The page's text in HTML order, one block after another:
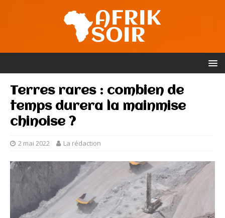
Terres rares : combien de
temps durera la mainmise
chinoise ?
2 mai 2022 La rédaction